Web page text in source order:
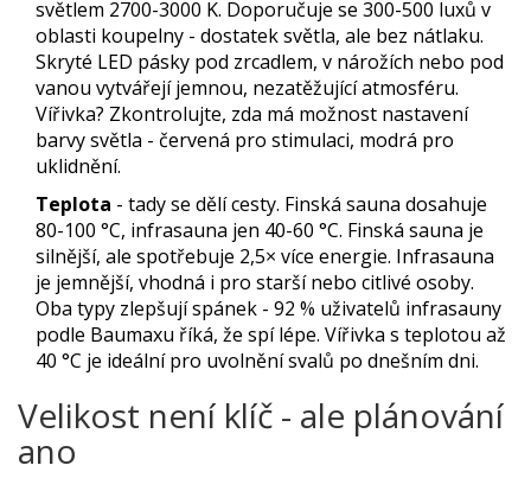
světlem 2700-3000 K. Doporučuje se 300-500 luxů v
oblasti koupelny - dostatek světla, ale bez nátlaku.
Skryté LED pásky pod zrcadlem, v nárožích nebo pod
vanou vytvářejí jemnou, nezatěžující atmosféru.
Vířivka? Zkontrolujte, zda má možnost nastavení
barvy světla - červená pro stimulaci, modrá pro
uklidnění.
Teplota - tady se dělí cesty. Finská sauna dosahuje
80-100 °C, infrasauna jen 40-60 °C. Finská sauna je
silnější, ale spotřebuje 2,5× více energie. Infrasauna
je jemnější, vhodná i pro starší nebo citlivé osoby.
Oba typy zlepšují spánek - 92 % uživatelů infrasauny
podle Baumaxu říká, že spí lépe. Vířivka s teplotou až
40 °C je ideální pro uvolnění svalů po dnešním dni.
Velikost není klíč - ale plánování
ano